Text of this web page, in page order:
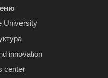
University
innovation
center